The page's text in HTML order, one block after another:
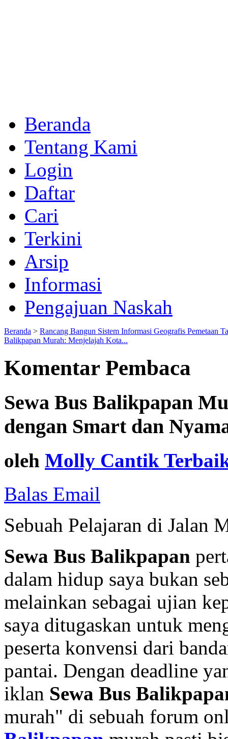
Beranda
Tentang Kami
Login
Daftar
Cari
Terkini
Arsip
Informasi
Pengajuan Naskah
Beranda > Rancang Bangun Sistem Informasi Geografis Pemetaan
Balikpapan Murah: Menjelajah Kota...
Komentar Pembaca
Sewa Bus Balikpapan
dengan Smart dan
oleh Molly Cantik
Balas Email
Sebuah Pelajaran di Jalan
Sewa Bus Balikpapan
dalam hidup saya bukan
melainkan sebagai ujian
saya ditugaskan untuk
peserta konvensi dari
pantai. Dengan deadline
iklan Sewa Bus
murah" di sebuah forum